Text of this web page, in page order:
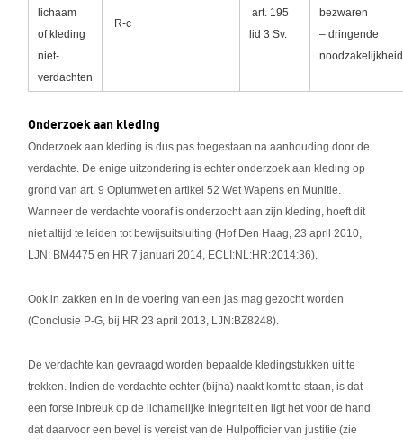
lichaam
of kleding
niet-
verdachten
R-c
art. 195
lid 3 Sv.
bezwaren
– dringende
noodzakelijkheid
Onderzoek aan kleding
Onderzoek aan kleding is dus pas toegestaan na aanhouding door de
verdachte. De enige uitzondering is echter onderzoek aan kleding op
grond van art. 9 Opiumwet en artikel 52 Wet Wapens en Munitie.
Wanneer de verdachte vooraf is onderzocht aan zijn kleding, hoeft dit
niet altijd te leiden tot bewijsuitsluiting (Hof Den Haag, 23 april 2010,
LJN: BM4475 en HR 7 januari 2014, ECLI:NL:HR:2014:36).
Ook in zakken en in de voering van een jas mag gezocht worden
(Conclusie P-G, bij HR 23 april 2013, LJN:BZ8248).
De verdachte kan gevraagd worden bepaalde kledingstukken uit te
trekken. Indien de verdachte echter (bijna) naakt komt te staan, is dat
een forse inbreuk op de lichamelijke integriteit en ligt het voor de hand
dat daarvoor een bevel is vereist van de Hulpofficier van justitie (zie